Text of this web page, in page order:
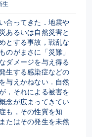
生
合ってきた．地震や
あるいは自然災害と
とする事故，戦乱な
のがまさに「災難」
ダメージを与え得る
生する感染症などの
与えかねない．自然
，それによる被害を
念が広まってきてい
も，その性質を知
たはその発生を未然